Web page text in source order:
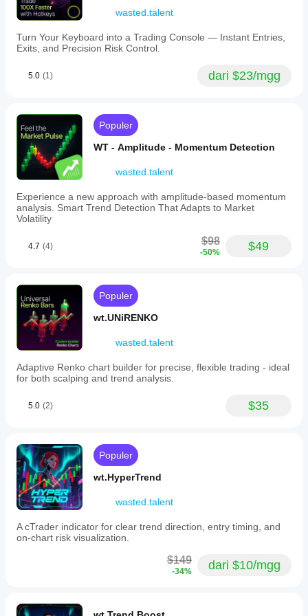
color-
coded
Renko
overlays,
price
pure
Renko
standalone
bar
view;
an
enhanced
chart
mode
combining
coloring
references.
It
is
compatible
with
various
Renko
such
as
Unirenko,
Renko.
Key
features
include
precision
tick
filtering
tailored
to
and
notifications,
wasted.talent
Turn Your Keyboard into a Trading Console — Instant Entries,
Exits, and Precision Risk Control.
5.0 (1) dari $23/mgg
Populer
WT - Amplitude - Momentum Detection
wasted.talent
Experience a new approach with amplitude-based momentum
analysis. Smart Trend Detection That Adapts to Market
Volatility
4.7 (4) $98
-50% $49
Populer
wt.UNiRENKO
wasted.talent
Adaptive Renko chart builder for precise, flexible trading - ideal
for both scalping and trend analysis.
5.0 (2) $35
Populer
wt.HyperTrend
wasted.talent
A cTrader indicator for clear trend direction, entry timing, and
on-chart risk visualization.
$149
-34% dari $10/mgg